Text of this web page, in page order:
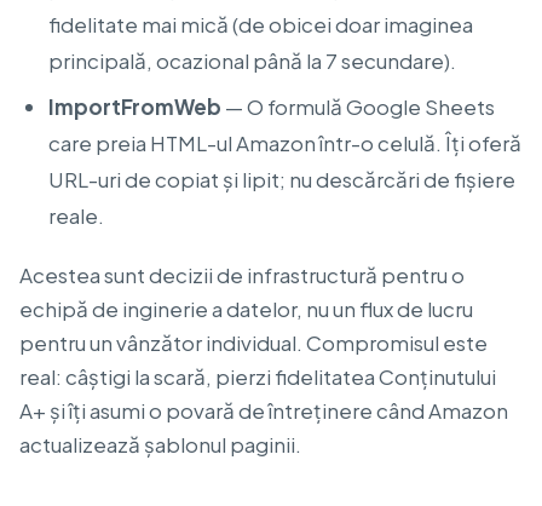
fidelitate mai mică (de obicei doar imaginea
principală, ocazional până la 7 secundare).
ImportFromWeb — O formulă Google Sheets
care preia HTML-ul Amazon într-o celulă. Îți oferă
URL-uri de copiat și lipit; nu descărcări de fișiere
reale.
Acestea sunt decizii de infrastructură pentru o
echipă de inginerie a datelor, nu un flux de lucru
pentru un vânzător individual. Compromisul este
real: câștigi la scară, pierzi fidelitatea Conținutului
A+ și îți asumi o povară de întreținere când Amazon
actualizează șablonul paginii.